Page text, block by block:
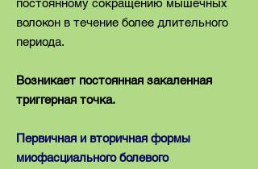
постоянному сокращению мышечных
волокон в течение более длительного
периода.
Возникает постоянная закаленная
триггерная точка.
Первичная и вторичная формы
миофасциального болевого